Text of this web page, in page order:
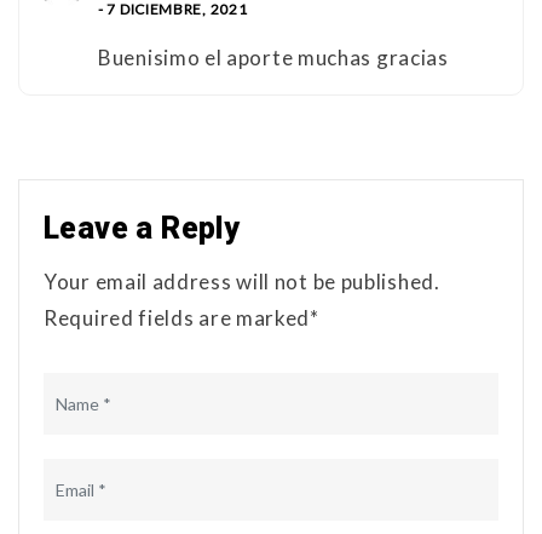
- 7 DICIEMBRE, 2021
Buenisimo el aporte muchas gracias
Leave a Reply
Your email address will not be published.
Required fields are marked*